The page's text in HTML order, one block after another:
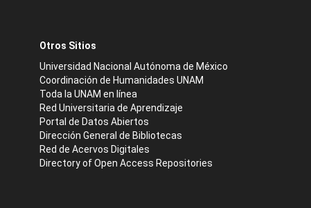
Otros Sitios
Universidad Nacional Autónoma de México
Coordinación de Humanidades UNAM
Toda la UNAM en línea
Red Universitaria de Aprendizaje
Portal de Datos Abiertos
Dirección General de Bibliotecas
Red de Acervos Digitales
Directory of Open Access Repositories